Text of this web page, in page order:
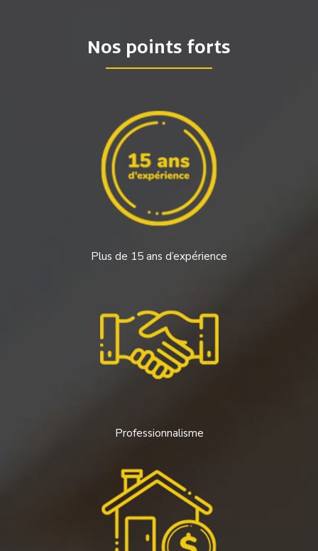
Nos points forts
Plus de 15 ans d’expérience
Professionnalisme